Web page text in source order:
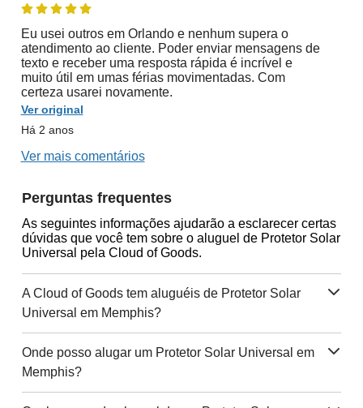
Eu usei outros em Orlando e nenhum supera o
atendimento ao cliente. Poder enviar mensagens de
texto e receber uma resposta rápida é incrível e
muito útil em umas férias movimentadas. Com
certeza usarei novamente.
Ver original
Há 2 anos
Ver mais comentários
Perguntas frequentes
As seguintes informações ajudarão a esclarecer certas
dúvidas que você tem sobre o aluguel de Protetor Solar
Universal pela Cloud of Goods.
A Cloud of Goods tem aluguéis de Protetor Solar
Universal em Memphis?
Onde posso alugar um Protetor Solar Universal em
Memphis?